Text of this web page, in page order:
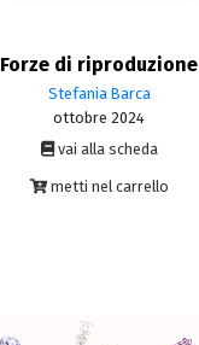
Forze di riproduzione
Stefania Barca
ottobre 2024
vai alla scheda
metti nel carrello